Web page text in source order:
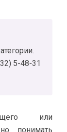
5-48-31
или
понимать